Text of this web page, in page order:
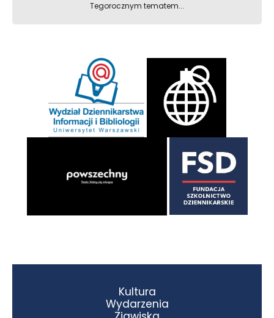
Tegorocznym tematem...
Kultura
Wydarzenia